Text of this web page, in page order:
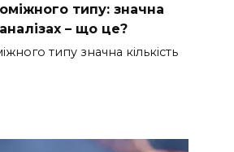
типу: значна
– що це?
типу значна кількість